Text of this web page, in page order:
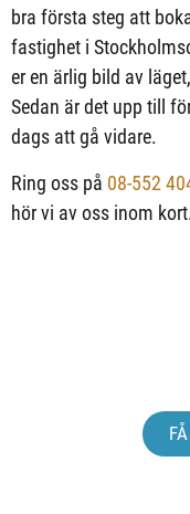
bra första steg att
fastighet i
er en ärlig bild av
Sedan är det upp till
dags att gå vidare.
Ring oss på 08-552
hör vi av oss inom